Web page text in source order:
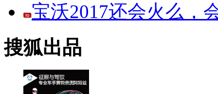
宝沃2017还会火么，
搜狐出品